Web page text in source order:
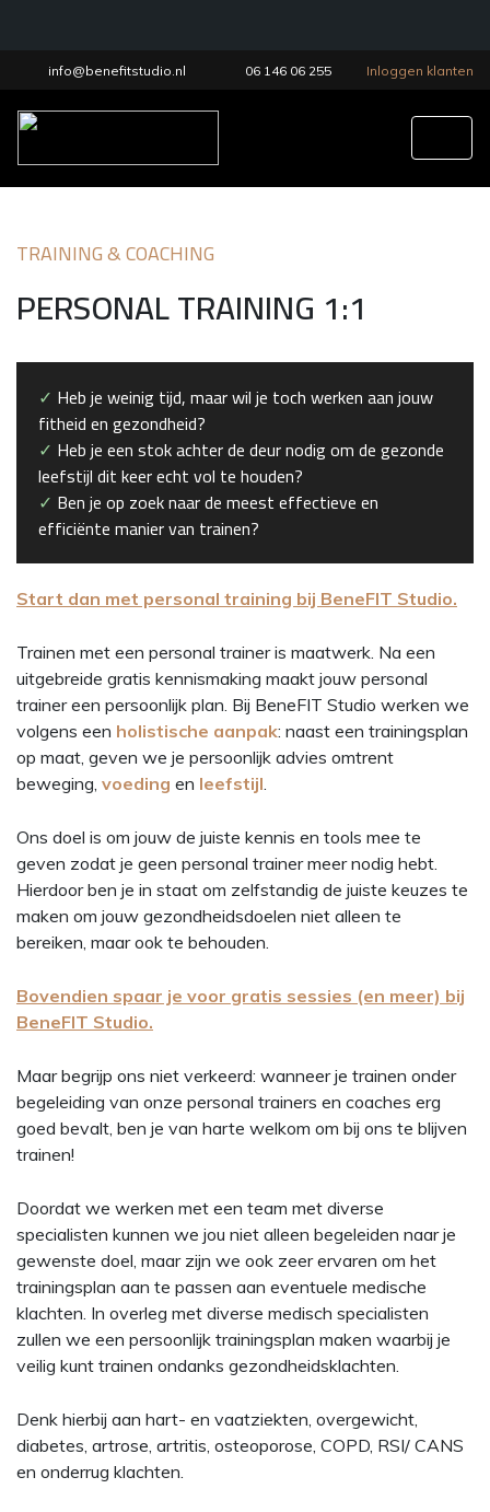
info@benefitstudio.nl 06 146 06 255 Inloggen klanten
TRAINING & COACHING
PERSONAL TRAINING 1:1
✓ Heb je weinig tijd, maar wil je toch werken aan jouw
fitheid en gezondheid?
✓ Heb je een stok achter de deur nodig om de gezonde
leefstijl dit keer echt vol te houden?
✓ Ben je op zoek naar de meest effectieve en
efficiënte manier van trainen?
Start dan met personal training bij BeneFIT Studio.
Trainen met een personal trainer is maatwerk. Na een
uitgebreide gratis kennismaking maakt jouw personal
trainer een persoonlijk plan. Bij BeneFIT Studio werken we
volgens een holistische aanpak: naast een trainingsplan
op maat, geven we je persoonlijk advies omtrent
beweging, voeding en leefstijl
Ons doel is om jouw de juiste kennis en tools mee te
geven zodat je geen personal trainer meer nodig hebt.
Hierdoor ben je in staat om zelfstandig de juiste keuzes te
maken om jouw gezondheidsdoelen niet alleen te
bereiken, maar ook te behouden.
Bovendien spaar je voor gratis sessies (en meer) bij
BeneFIT Studio.
Maar begrijp ons niet verkeerd: wanneer je trainen onder
begeleiding van onze personal trainers en coaches erg
goed bevalt, ben je van harte welkom om bij ons te blijven
trainen!
Doordat we werken met een team met diverse
specialisten kunnen we jou niet alleen begeleiden naar je
gewenste doel, maar zijn we ook zeer ervaren om het
trainingsplan aan te passen aan eventuele medische
klachten. In overleg met diverse medisch specialisten
zullen we een persoonlijk trainingsplan maken waarbij je
veilig kunt trainen ondanks gezondheidsklachten.
Denk hierbij aan hart- en vaatziekten, overgewicht,
diabetes, artrose, artritis, osteoporose, COPD, RSI/ CANS
en onderrug klachten.